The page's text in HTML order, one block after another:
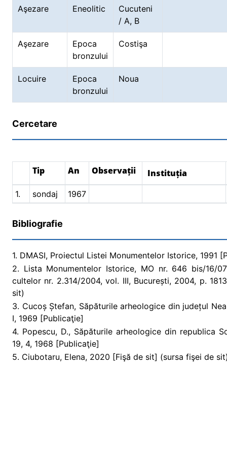
Aşezare Eneolitic
Cucuteni
/ A, B
Aşezare
Epoca
bronzului
Costişa
Locuire
Epoca
bronzului
Noua
Cercetare
Tip An Observații Instituția
1. sondaj 1967
Bibliografie
1. DMASI, Proiectul Listei Monumentelor Istorice, 1991
2. Lista Monumentelor Istorice, MO nr. 646 bis/16/
cultelor nr. 2.314/2004, vol. III, București, 2004, p.
sit)
3. Cucoș Ștefan, Săpăturile arheologice din județul
I, 1969 [Publicaţie]
4. Popescu, D., Săpăturile arheologice din republica
19, 4, 1968 [Publicaţie]
5. Ciubotaru, Elena, 2020 [Fişă de sit] (sursa fişei de